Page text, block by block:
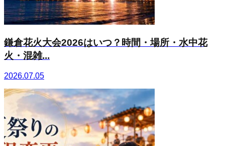
鎌倉花火大会2026はいつ？時間・場所・水中花
火・混雑...
2026.07.05